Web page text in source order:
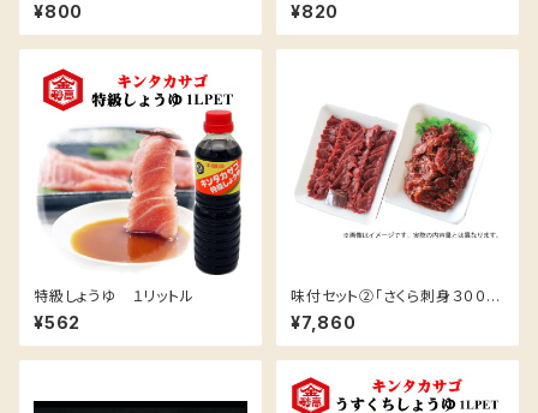
¥800 ¥820
特級しょうゆ １リットル
¥562
味付セット②「さくら刺身３００ｇ
+ 焼肉用味付さくら肉２５０ｇ」
¥7,860